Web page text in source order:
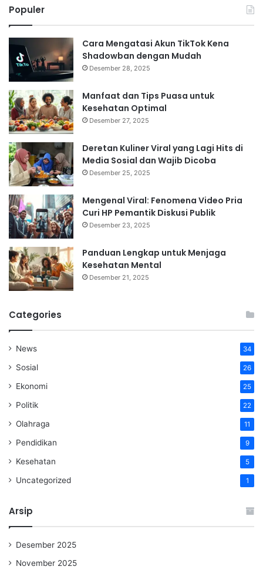
Populer
Cara Mengatasi Akun TikTok Kena
Shadowban dengan Mudah
Desember 28, 2025
Manfaat dan Tips Puasa untuk
Kesehatan Optimal
Desember 27, 2025
Deretan Kuliner Viral yang Lagi Hits di
Media Sosial dan Wajib Dicoba
Desember 25, 2025
Mengenal Viral: Fenomena Video Pria
Curi HP Pemantik Diskusi Publik
Desember 23, 2025
Panduan Lengkap untuk Menjaga
Kesehatan Mental
Desember 21, 2025
Categories
News 34
Sosial 26
Ekonomi 25
Politik 22
Olahraga 11
Pendidikan 9
Kesehatan 5
Uncategorized 1
Arsip
Desember 2025
November 2025